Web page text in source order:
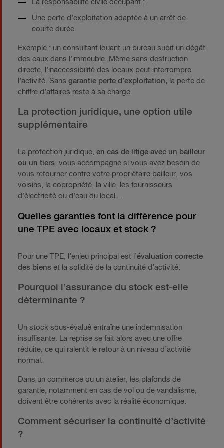
La responsabilité civile occupant ;
Une perte d’exploitation adaptée à un arrêt de
courte durée.
Exemple : un consultant louant un bureau subit un dégât
des eaux dans l’immeuble. Même sans destruction
directe, l’inaccessibilité des locaux peut interrompre
l’activité. Sans garantie perte d’exploitation, la perte de
chiffre d’affaires reste à sa charge.
La protection juridique, une option utile
supplémentaire
La protection juridique, en cas de litige avec un bailleur
ou un tiers, vous accompagne si vous avez besoin de
vous retourner contre votre propriétaire bailleur, vos
voisins, la copropriété, la ville, les fournisseurs
d’électricité ou d’eau du local…
Quelles garanties font la différence pour
une TPE avec locaux et stock ?
Pour une TPE, l’enjeu principal est l’évaluation correcte
des biens et la solidité de la continuité d’activité.
Pourquoi l’assurance du stock est-elle
déterminante ?
Un stock sous-évalué entraîne une indemnisation
insuffisante. La reprise se fait alors avec une offre
réduite, ce qui ralentit le retour à un niveau d’activité
normal.
Dans un commerce ou un atelier, les plafonds de
garantie, notamment en cas de vol ou de vandalisme,
doivent être cohérents avec la réalité économique.
Comment sécuriser la continuité d’activité
?